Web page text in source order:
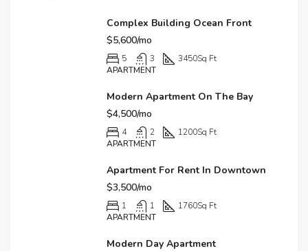
Complex Building Ocean Front
$5,600/mo
5 3 3450Sq Ft
APARTMENT
Modern Apartment On The Bay
$4,500/mo
4 2 1200Sq Ft
APARTMENT
Apartment For Rent In Downtown
$3,500/mo
1 1 1760Sq Ft
APARTMENT
Modern Day Apartment